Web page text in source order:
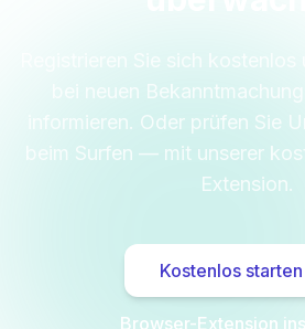
Registrieren Sie sich kostenlos
bei neuen
informieren. Oder prüfen Sie
beim Surfen — mit unserer
Extension.
Kostenlos starten
Browser-Extension